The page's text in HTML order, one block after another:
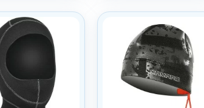
Northern Diver.
jeho obnovy.